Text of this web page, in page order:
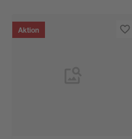
Aktion